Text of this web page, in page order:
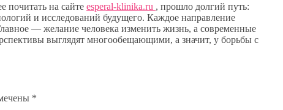
почитать на сайте esperal-klinika.ru , прошло долгий путь:
и исследований будущего. Каждое направление
— желание человека изменить жизнь, а современные
выглядят многообещающими, а значит, у борьбы с
*